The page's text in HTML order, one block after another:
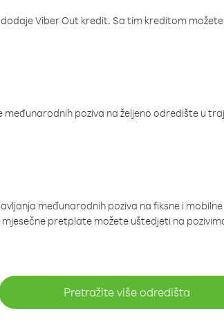
Viber Out kredit. Sa tim kreditom
poziva na željeno odredište u
međunarodnih poziva na fiksne i
pretplate možete uštedjeti na
Pretražite više odredišta